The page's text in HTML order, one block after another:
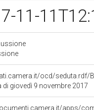
11-
ocd/seduta.rdf/
di giovedì 9 novembre 2017